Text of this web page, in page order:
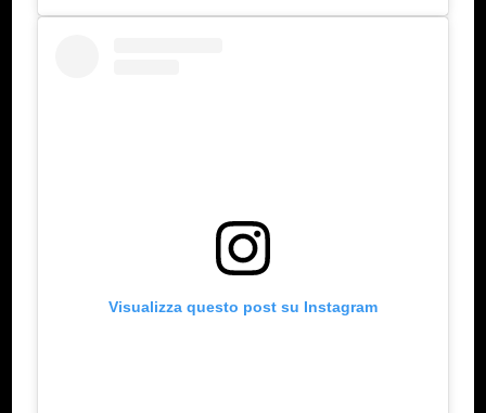
Visualizza questo post su Instagram